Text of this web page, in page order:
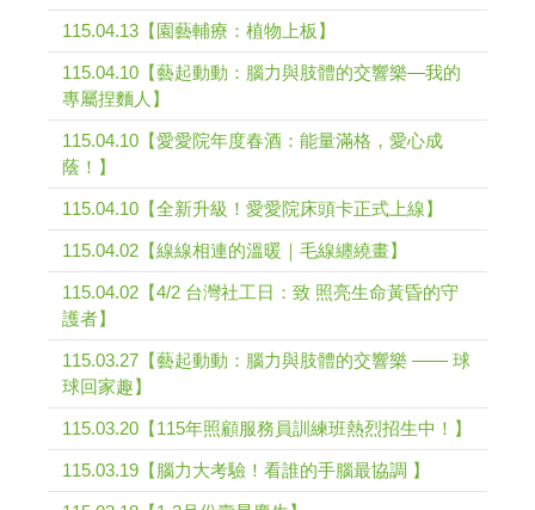
115.04.13【園藝輔療：植物上板】
115.04.10【藝起動動：腦力與肢體的交響樂—我的
專屬捏麵人】
115.04.10【愛愛院年度春酒：能量滿格，愛心成
蔭！】
115.04.10【全新升級！愛愛院床頭卡正式上線】
115.04.02【線線相連的溫暖｜毛線纏繞畫】
115.04.02【4/2 台灣社工日：致 照亮生命黃昏的守
護者】
115.03.27【藝起動動：腦力與肢體的交響樂 —— 球
球回家趣】
115.03.20【115年照顧服務員訓練班熱烈招生中！】
115.03.19【腦力大考驗！看誰的手腦最協調 】